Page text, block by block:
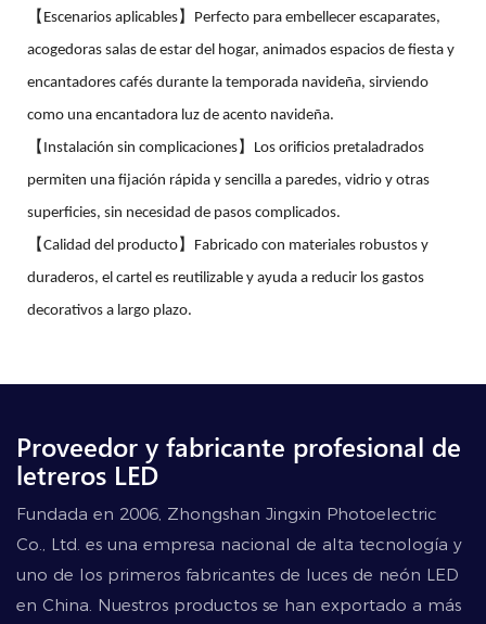
【Escenarios aplicables】Perfecto para embellecer escaparates,
acogedoras salas de estar del hogar, animados espacios de fiesta y
encantadores cafés durante la temporada navideña, sirviendo
como una encantadora luz de acento navideña.
【Instalación sin complicaciones】Los orificios pretaladrados
permiten una fijación rápida y sencilla a paredes, vidrio y otras
superficies, sin necesidad de pasos complicados.
【Calidad del producto】Fabricado con materiales robustos y
duraderos, el cartel es reutilizable y ayuda a reducir los gastos
decorativos a largo plazo.
Proveedor y fabricante profesional de
letreros LED
Fundada en 2006, Zhongshan Jingxin Photoelectric
Co., Ltd. es una empresa nacional de alta tecnología y
uno de los primeros fabricantes de luces de neón LED
en China. Nuestros productos se han exportado a más